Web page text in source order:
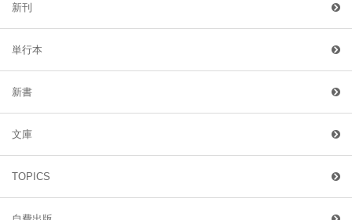
新刊
単行本
新書
文庫
TOPICS